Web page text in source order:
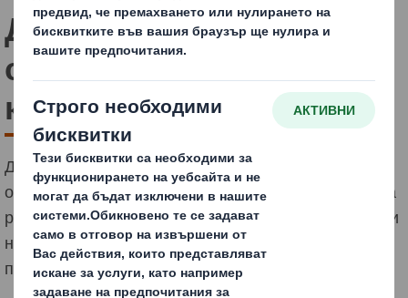
Ди Ес Смит България
спечели 2 награди в
конкурса Приз Пак 2022
Ди Ес Смит, водещ доставчик на устойчиви
опаковъчни решения, хартиени продукти и услуги за
рециклиране в световен мащаб, получи две награди
на престижния конкурс PПриз Пак 2022 , който се
проведе на 26 октомври 2022 г.